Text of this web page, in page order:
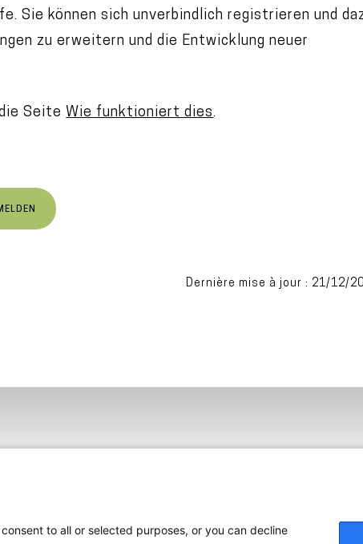
Sie können sich unverbindlich registrieren und
zu erweitern und die Entwicklung neuer
Seite Wie funktioniert dies.
Dernière mise à jour : 21/12/
to all or selected purposes, or you can decline